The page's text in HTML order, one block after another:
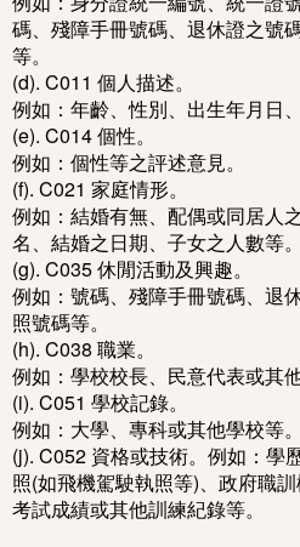
碼、殘障手冊號碼、退休證之號
等。
(d). C011 個人描述。
例如：年齡、性別、出生年月日
(e). C014 個性。
例如：個性等之評述意見。
(f). C021 家庭情形。
例如：結婚有無、配偶或同居人
名、結婚之日期、子女之人數等。
(g). C035 休閒活動及興趣。
例如：號碼、殘障手冊號碼、退
照號碼等。
(h). C038 職業。
例如：學校校長、民意代表或其
(i). C051 學校記錄。
例如：大學、專科或其他學校等。
(j). C052 資格或技術。例如：學
照(如飛機駕駛執照等)、政府職訓
考試成績或其他訓練紀錄等。